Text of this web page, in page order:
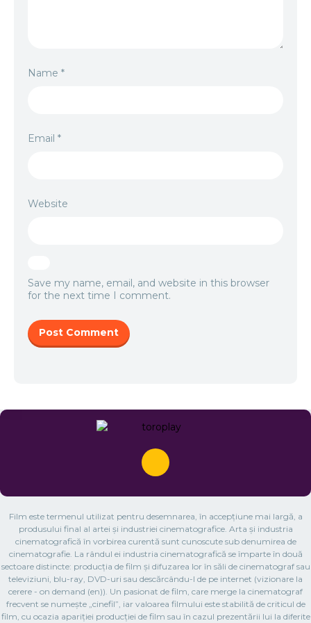
Name *
Email *
Website
Save my name, email, and website in this browser
for the next time I comment.
Film este termenul utilizat pentru desemnarea, în accepțiune mai largă, a
produsului final al artei și industriei cinematografice. Arta și industria
cinematografică în vorbirea curentă sunt cunoscute sub denumirea de
cinematografie. La rândul ei industria cinematografică se împarte în două
sectoare distincte: producția de film și difuzarea lor în săli de cinematograf sau
televiziuni, blu-ray, DVD-uri sau descărcându-l de pe internet (vizionare la
cerere - on demand (en)). Un pasionat de film, care merge la cinematograf
frecvent se numește „cinefil”, iar valoarea filmului este stabilită de criticul de
film, cu ocazia apariției producției de film sau în cazul prezentării lui la diferite